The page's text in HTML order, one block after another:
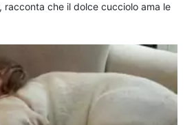
racconta che il dolce cucciolo ama le